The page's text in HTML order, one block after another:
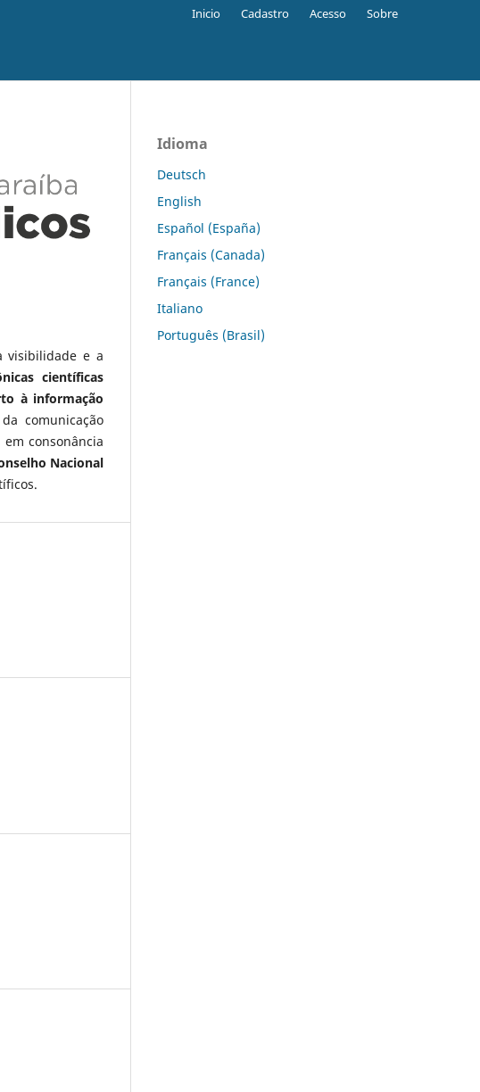
Inicio Cadastro Acesso Sobre
visibilidade e a
científicas
à informação
comunicação
em consonância
Nacional
Idioma
Deutsch
English
Español (España)
Français (Canada)
Français (France)
Italiano
Português (Brasil)